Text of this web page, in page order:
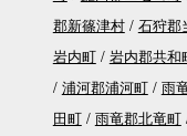
郡新篠津村
石狩郡
岩内町
岩内郡共和
浦河郡浦河町
雨
田町
雨竜郡北竜町